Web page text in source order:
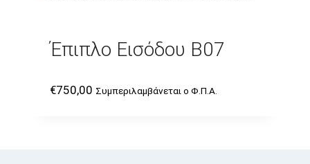
Έπιπλο Εισόδου B07
€750,00 Συμπεριλαμβάνεται ο Φ.Π.Α.